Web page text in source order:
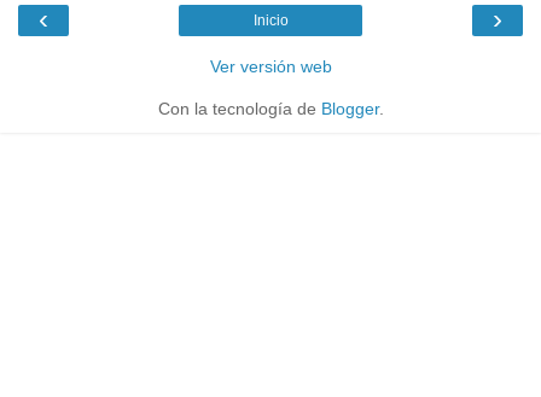
‹ ›
Inicio
Ver versión web
Con la tecnología de Blogger.